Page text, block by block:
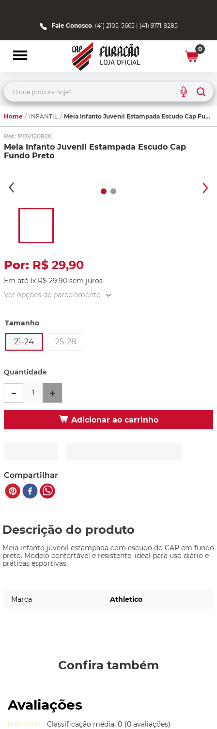
Fale Conosco: (41) 2105-5665 | (41) 9171-9285
0
O que procura hoje?
Home INFANTIL Meia Infanto Juvenil Estampada Escudo Cap Fundo Preto
Ref.: PDV120826
Meia Infanto Juvenil Estampada Escudo Cap
Fundo Preto
R$ 29,90
Em até 1x R$ 29,90 sem juros
Ver opções de parcelamento
Tamanho
21-24 25-28
Quantidade
＋
－
Adicionar ao carrinho
Compartilhar
Descrição do produto
Meia infanto juvenil estampada com escudo do CAP em fundo
preto. Modelo confortável e resistente, ideal para uso diário e
práticas esportivas.
Marca Athletico
Confira também
Avaliações
Classificação média: 0 (0 avaliações)